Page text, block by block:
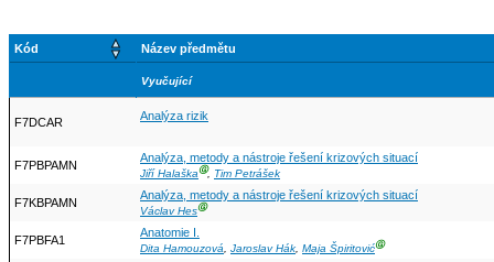
Kód Název předmětu
Vyučující
F7DCAR Analýza rizik
F7PBPAMN
Analýza, metody a nástroje řešení krizových situací
Jiří HalaškaⒼ, Tim Petrášek
F7KBPAMN
Analýza, metody a nástroje řešení krizových situací
Václav HesⒼ
F7PBFA1
Anatomie I.
Dita Hamouzová, Jaroslav Hák, Maja ŠpiritovićⒼ